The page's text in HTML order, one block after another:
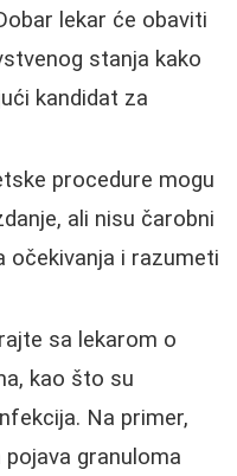
lekar će obaviti
stanja kako
kandidat za
procedure mogu
ali nisu čarobni
očekivanja i razumeti
sa lekarom o
kao što su
Na primer,
granuloma